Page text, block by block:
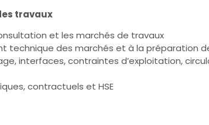
travaux
et les marchés de travaux
technique des marchés et à la préparation
interfaces, contraintes d’exploitation,
contractuels et HSE